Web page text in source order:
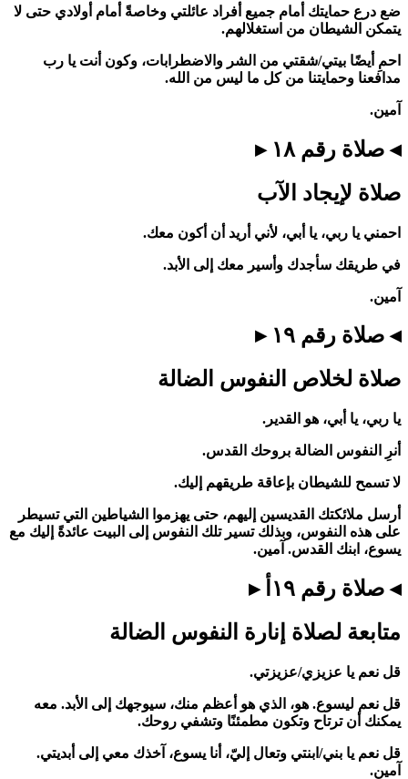
ضع درع حمايتك أمام جميع أفراد عائلتي وخاصةً أمام أولادي حتى لا
يتمكن الشيطان من استغلالهم.
احمِ أيضًا بيتي/شقتي من الشر والاضطرابات، وكون أنت يا رب
مدافعنا وحمايتنا من كل ما ليس من الله.
آمين.
◂ صلاة رقم ١٨ ▸
صلاة لإيجاد الآب
احمني يا ربي، يا أبي، لأني أريد أن أكون معك.
في طريقك سأجدك وأسير معك إلى الأبد.
آمين.
◂ صلاة رقم ١٩ ▸
صلاة لخلاص النفوس الضالة
يا ربي، يا أبي، هو القدير.
أنرِ النفوس الضالة بروحك القدس.
لا تسمح للشيطان بإعاقة طريقهم إليك.
أرسل ملائكتك القديسين إليهم، حتى يهزموا الشياطين التي تسيطر
على هذه النفوس، وبذلك تسير تلك النفوس إلى البيت عائدةً إليك مع
يسوع، ابنك القدس. آمين.
◂ صلاة رقم ١٩أ ▸
متابعة لصلاة إنارة النفوس الضالة
قل نعم يا عزيزي/عزيزتي.
قل نعم ليسوع. هو، الذي هو أعظم منك، سيوجهك إلى الأبد. معه
يمكنك أن ترتاح وتكون مطمئنًا وتشفي روحك.
قل نعم يا بني/ابنتي وتعال إليّ، أنا يسوع، آخذك معي إلى أبديتي.
آمين.